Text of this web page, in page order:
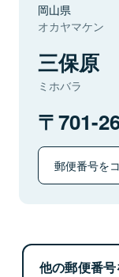
岡山県
オカヤマケン
三保原
ミホバラ
701-
郵便番号を
他の郵便番